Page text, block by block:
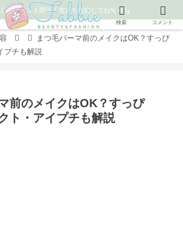
LINEの公式アカウント開設！友だち登録してね٩( ᐛ )و
まつ毛パーマ前のメイクはOK？すっぴ
プチも解説
前のメイクはOK？すっぴ
ト・アイプチも解説
検索 コメント